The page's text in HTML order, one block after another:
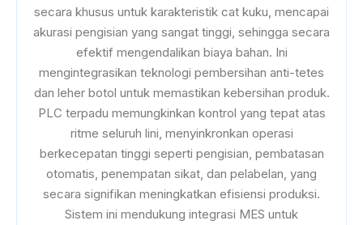
secara khusus untuk karakteristik cat kuku, mencapai
akurasi pengisian yang sangat tinggi, sehingga secara
efektif mengendalikan biaya bahan. Ini
mengintegrasikan teknologi pembersihan anti-tetes
dan leher botol untuk memastikan kebersihan produk.
PLC terpadu memungkinkan kontrol yang tepat atas
ritme seluruh lini, menyinkronkan operasi
berkecepatan tinggi seperti pengisian, pembatasan
otomatis, penempatan sikat, dan pelabelan, yang
secara signifikan meningkatkan efisiensi produksi.
Sistem ini mendukung integrasi MES untuk